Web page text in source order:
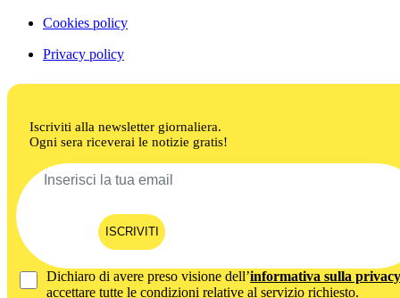
Cookies policy
Privacy policy
Iscriviti alla newsletter giornaliera.
Ogni sera riceverai le notizie gratis!
ISCRIVITI
Dichiaro di avere preso visione dell’informativa sulla privacy
accettare tutte le condizioni relative al servizio richiesto.